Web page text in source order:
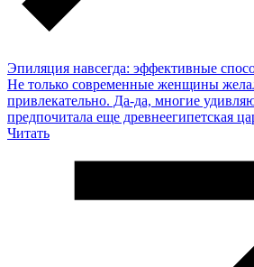
Эпиляция навсегда: эффективные
Не только современные женщины
привлекательно. Да-да, многие
предпочитала еще древнеегипетская
Читать